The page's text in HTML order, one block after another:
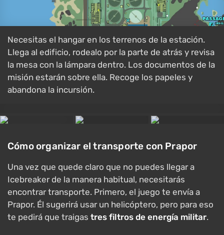
Necesitas el hangar en los terrenos de la estación.
Llega al edificio, rodealo por la parte de atrás y revisa
la mesa con la lámpara dentro. Los documentos de la
misión estarán sobre ella. Recoge los papeles y
abandona la incursión.
Cómo organizar el transporte con Prapor
Una vez que quede claro que no puedes llegar a
Icebreaker de la manera habitual, necesitarás
encontrar transporte. Primero, el juego te envía a
Prapor. Él sugerirá usar un helicóptero, pero para eso
te pedirá que traigas tres filtros de energía militar.